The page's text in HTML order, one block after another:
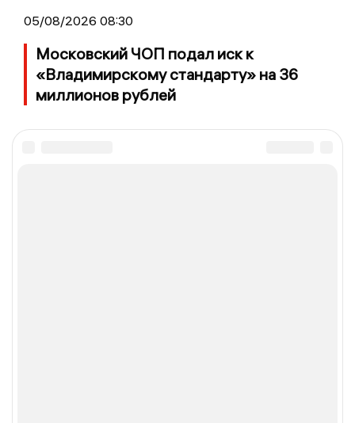
05/08/2026 08:30
Московский ЧОП подал иск к
«Владимирскому стандарту» на 36
миллионов рублей